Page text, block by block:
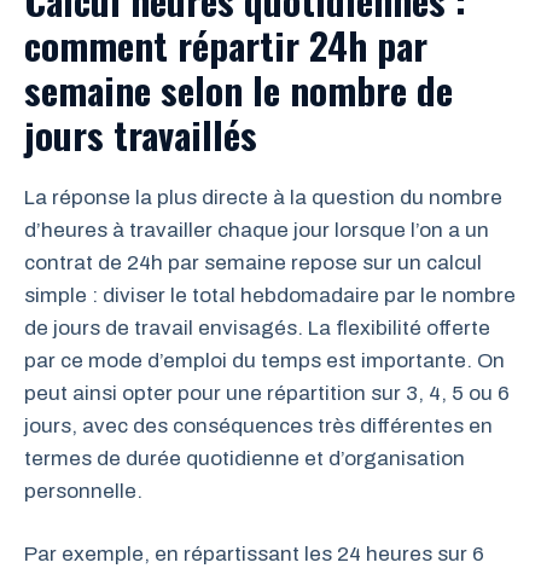
comment répartir 24h par
semaine selon le nombre de
jours travaillés
La réponse la plus directe à la question du nombre
d’heures à travailler chaque jour lorsque l’on a un
contrat de 24h par semaine repose sur un calcul
simple : diviser le total hebdomadaire par le nombre
de jours de travail envisagés. La flexibilité offerte
par ce mode d’emploi du temps est importante. On
peut ainsi opter pour une répartition sur 3, 4, 5 ou 6
jours, avec des conséquences très différentes en
termes de durée quotidienne et d’organisation
personnelle.
Par exemple, en répartissant les 24 heures sur 6